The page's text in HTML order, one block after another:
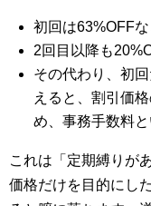
初回は63%OFF
2回目以降も
その代わり、初
えると、割引価
め、事務手数料
これは「定期縛りが
価格だけを目的にし